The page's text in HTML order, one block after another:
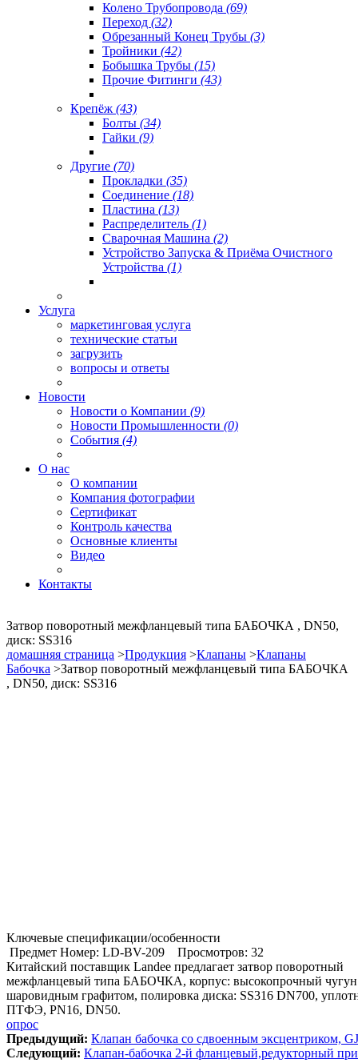
Колено Трубопровода (69)
Переход (32)
Обрезанный Конец Трубы (3)
Тройники (42)
Бобышка Трубы (15)
Прочие Фитинги (43)
Крепёж (43)
Болты (34)
Гайки (9)
Другие (70)
Прокладки (35)
Соединение (18)
Пластина (13)
Распределитель (1)
Сварочная Машина (2)
Устройство Запуска & Приёма Очистного
Устройства (1)
Услуга
маркетинговая услуга
технические статьи
загрузить
вопросы и ответы
Новости
Новости о Компании (9)
Новости Промышленности (0)
События (4)
О нас
О компании
Компания фотографии
Сертификат
Контроль качества
Основные клиенты
Видео
Контакты
Затвор поворотный межфланцевый типа БАБОЧКА , DN50,
диск: SS316
домашняя страница >Продукция >Клапаны >Клапаны
Бабочка >Затвор поворотный межфланцевый типа БАБОЧКА
, DN50, диск: SS316
Ключевые спецификации/особенности
Предмет Номер: LD-BV-209
Просмотров: 32
Китайский поставщик Landee предлагает затвор поворотный
межфланцевый типа БАБОЧКА, корпус: высокопрочный чугун
шаровидным графитом, полировка диска: SS316 DN700,
ПТФЭ, PN16, DN50.
опрос
Предыдущий: Клапан бабочка со сдвоенным эксцентриком,
Cледующий: Клапан-бабочка 2-й фланцевый,редукторный